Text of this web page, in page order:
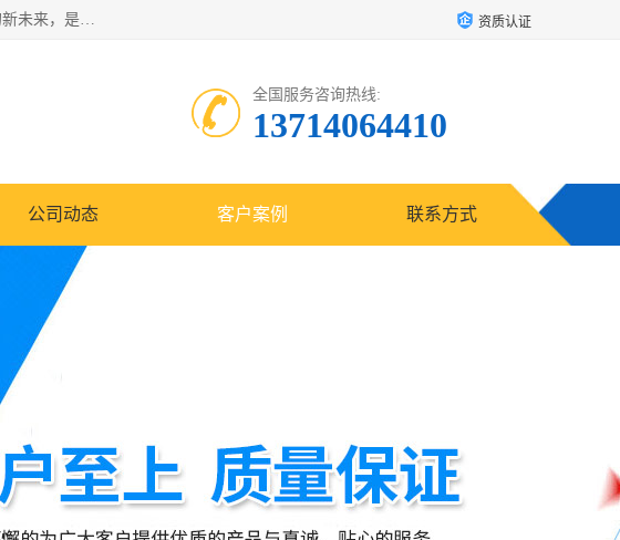
深圳运康达华科技有限公司是一家致力于健康健康产业的现代化企业，已经走过了15个春秋，开创了中医外用发展的新未来，是专业从事中医医疗仪器的研发、生产、销售、服务为一体的子公司，在医疗器械的设计、开发和生产方面率先引进国际先进技术和好的科技人员，先后开发出了场效应治疗仪、多功能治疗仪、颈椎治疗仪、腰椎治疗仪、增效垫等多个系列。 资质认证
全国服务咨询热线:
13714064410
公司动态 客户案例 联系方式